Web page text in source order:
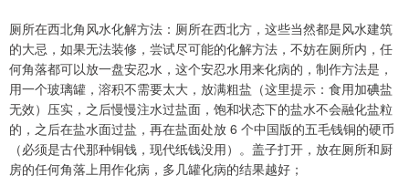
厕所在西北角风水化解方法：厕所在西北方，这些当然都是风水建筑
的大忌，如果无法装修，尝试尽可能的化解方法，不妨在厕所内，任
何角落都可以放一盘安忍水，这个安忍水用来化病的，制作方法是，
用一个玻璃罐，溶积不需要太大，放满粗盐（这里提示：食用加碘盐
无效）压实，之后慢慢注水过盐面，饱和状态下的盐水不会融化盐粒
的，之后在盐水面过盐，再在盐面处放 6 个中国版的五毛钱铜的硬币
（必须是古代那种铜钱，现代纸钱没用）。盖子打开，放在厕所和厨
房的任何角落上用作化病，多几罐化病的结果越好；